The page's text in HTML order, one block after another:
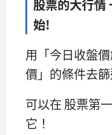
股票的大行情
始!
用「今日收盤
價」的條件去篩
可以在 股票第
它！